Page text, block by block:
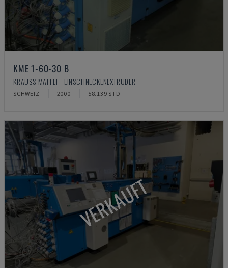
KME 1-60-30 B
KRAUSS MAFFEI - EINSCHNECKENEXTRUDER
SCHWEIZ 2000 58.139 STD
VERKAUFT